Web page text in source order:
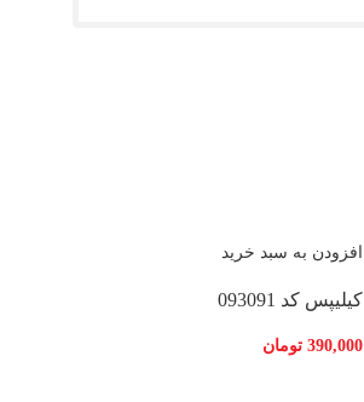
افزودن به سبد خرید
کیلیپس کد 093091
390,000 تومان